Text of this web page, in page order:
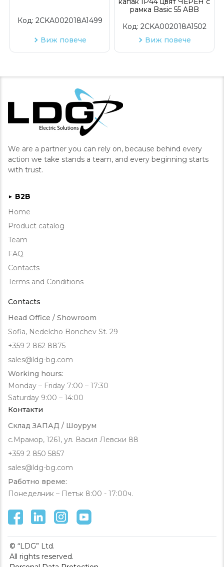
Код: 2CKA002018A1499
Виж повече
рамка Basic 55 ABB
Код: 2CKA002018A1502
Виж повече
We are a partner you can rely on, because behind every
action we take stands a team, and every beginning starts
with trust.
► B2B
Home
Product catalog
Team
FAQ
Contacts
Terms and Conditions
Contacts
Head Office / Showroom
Sofia, Nedelcho Bonchev St. 29
+359 2 862 8875
sales@ldg-bg.com
Working hours:
Monday – Friday 7:00 – 17:30
Saturday 9:00 – 14:00
Контакти
Склад ЗАПАД / Шоурум
с.Мрамор, 1261, ул. Васил Левски 88
+359 2 850 5857
sales@ldg-bg.com
Работно време:
Понеделник – Петък 8:00 - 17:00ч.
© “LDG” Ltd.
All rights reserved.